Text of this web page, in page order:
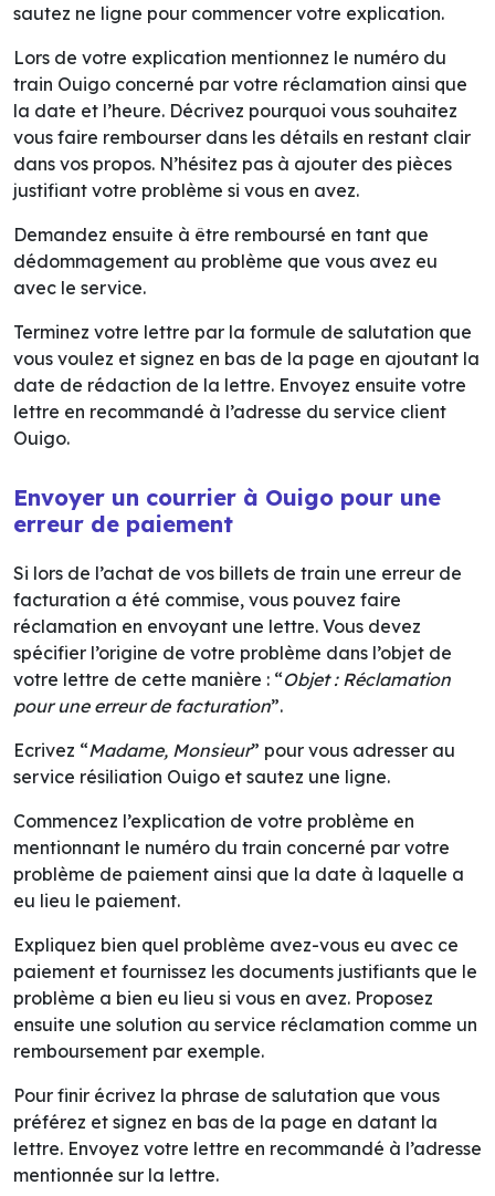
sautez ne ligne pour commencer votre explication.
Lors de votre explication mentionnez le numéro du
train Ouigo concerné par votre réclamation ainsi que
la date et l’heure. Décrivez pourquoi vous souhaitez
vous faire rembourser dans les détails en restant clair
dans vos propos. N’hésitez pas à ajouter des pièces
justifiant votre problème si vous en avez.
Demandez ensuite à être remboursé en tant que
dédommagement au problème que vous avez eu
avec le service.
Terminez votre lettre par la formule de salutation que
vous voulez et signez en bas de la page en ajoutant la
date de rédaction de la lettre. Envoyez ensuite votre
lettre en recommandé à l’adresse du service client
Ouigo.
Envoyer un courrier à Ouigo pour une
erreur de paiement
Si lors de l’achat de vos billets de train une erreur de
facturation a été commise, vous pouvez faire
réclamation en envoyant une lettre. Vous devez
spécifier l’origine de votre problème dans l’objet de
votre lettre de cette manière : “Objet : Réclamation
pour une erreur de facturation”.
Ecrivez “Madame, Monsieur” pour vous adresser au
service résiliation Ouigo et sautez une ligne.
Commencez l’explication de votre problème en
mentionnant le numéro du train concerné par votre
problème de paiement ainsi que la date à laquelle a
eu lieu le paiement.
Expliquez bien quel problème avez-vous eu avec ce
paiement et fournissez les documents justifiants que le
problème a bien eu lieu si vous en avez. Proposez
ensuite une solution au service réclamation comme un
remboursement par exemple.
Pour finir écrivez la phrase de salutation que vous
préférez et signez en bas de la page en datant la
lettre. Envoyez votre lettre en recommandé à l’adresse
mentionnée sur la lettre.